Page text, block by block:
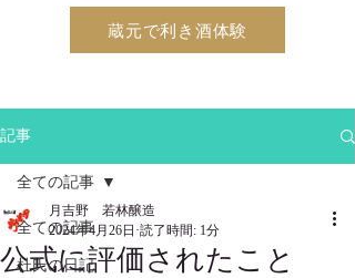
蔵元で利き酒体験
記事
全ての記事
杜氏の日記
全ての記事
公式に評価されたこと
月吉野 若林醸造
2024年4月26日 読了時間: 1分